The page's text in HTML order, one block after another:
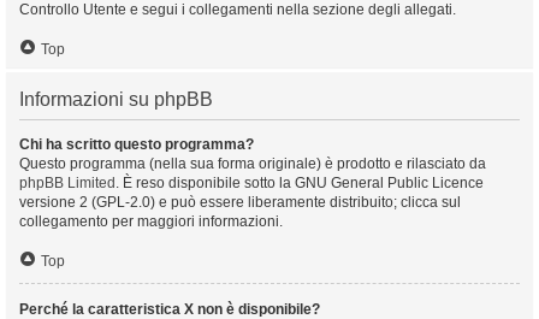
Controllo Utente e segui i collegamenti nella sezione degli allegati.
Top
Informazioni su phpBB
Chi ha scritto questo programma?
Questo programma (nella sua forma originale) è prodotto e rilasciato da
phpBB Limited . È reso disponibile sotto la GNU General Public Licence
versione 2 (GPL-2.0) e può essere liberamente distribuito; clicca sul
collegamento per maggiori informazioni.
Top
Perché la caratteristica X non è disponibile?